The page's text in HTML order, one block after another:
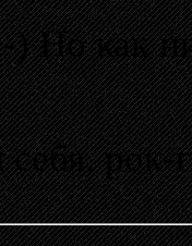
Но как
рок-